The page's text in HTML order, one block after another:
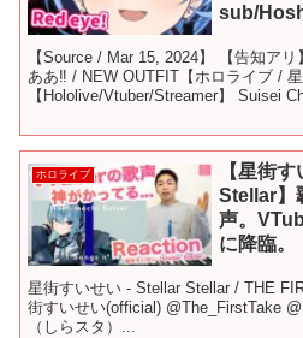
sub/
【Source / Mar 15, 2024】 【告知ア
ああ‼ / NEW OUTFIT【ホロライブ / 星
【Hololive/Vtuber/Streamer】 Suisei
ホロライブ
【星街
Stellar】
声。
に降臨。
星街すいせい - Stellar Stellar / THE
街すいせい(official) @The_FirstTake
（しらスタ）...